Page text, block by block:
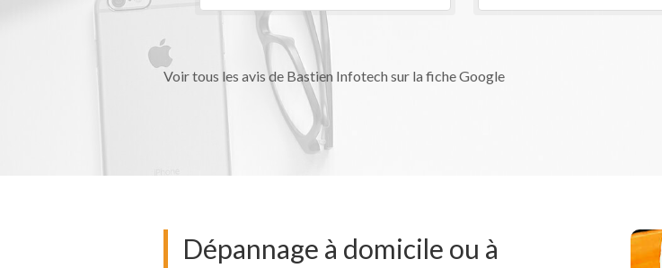
ramener comme neuve. Je
recommande fortement son
entreprise, très sérieuse, pédagogue
et chaleureuse.
Voir tous les avis de Bastien Infotech sur la fiche Google
Dépannage à domicile ou à